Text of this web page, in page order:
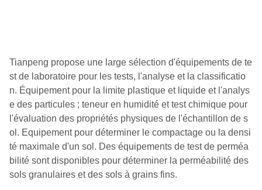
Tianpeng propose une large sélection d'équipements de te
st de laboratoire pour les tests, l'analyse et la classificatio
n. Équipement pour la limite plastique et liquide et l'analys
e des particules ; teneur en humidité et test chimique pour
l'évaluation des propriétés physiques de l'échantillon de s
ol. Equipement pour déterminer le compactage ou la densi
té maximale d'un sol. Des équipements de test de perméa
bilité sont disponibles pour déterminer la perméabilité des
sols granulaires et des sols à grains fins.